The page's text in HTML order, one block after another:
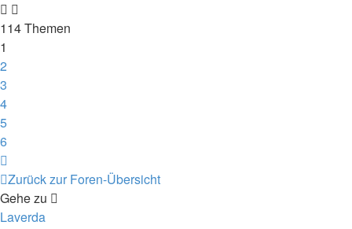
114 Themen
1
2
3
4
5
6
Zurück zur Foren-Übersicht
Gehe zu
Laverda